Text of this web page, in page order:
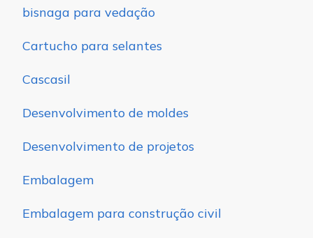
bisnaga para vedação
Cartucho para selantes
Cascasil
Desenvolvimento de moldes
Desenvolvimento de projetos
Embalagem
Embalagem para construção civil